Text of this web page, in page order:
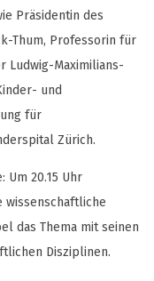
Präsidentin des
Thum, Professorin für
Ludwig-Maximilians-
und
für
Zürich.
Um 20.15 Uhr
das Thema mit seinen
Disziplinen.